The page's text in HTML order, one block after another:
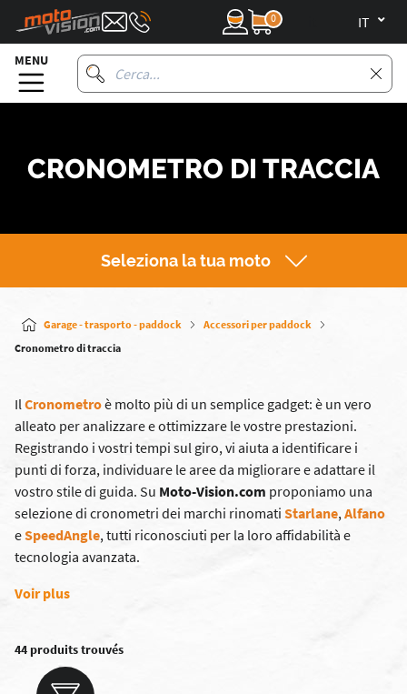
0
MENU
CRONOMETRO DI TRACCIA
Seleziona la tua moto
Garage - trasporto - paddock
Accessori per paddock
Cronometro di traccia
IlCronometroè molto più di un semplice gadget: è un vero
alleato per analizzare e ottimizzare le vostre prestazioni.
Registrando i vostri tempi sul giro, vi aiuta a identificare i
punti di forza, individuare le aree da migliorare e adattare il
vostro stile di guida. Su Moto-Vision.com proponiamo una
selezione di cronometri dei marchi rinomati Starlane,Alfano
eSpeedAngle, tutti riconosciuti per la loro affidabilità e
tecnologia avanzata.
Voir plus
44 produits trouvés